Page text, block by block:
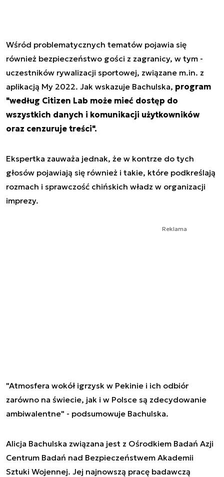
Wśród problematycznych tematów pojawia się
również bezpieczeństwo gości z zagranicy, w tym -
uczestników rywalizacji sportowej, związane m.in. z
aplikacją My 2022. Jak wskazuje Bachulska, program
"według Citizen Lab może mieć dostęp do
wszystkich danych i komunikacji użytkowników
oraz cenzuruje treści".
Ekspertka zauważa jednak, że w kontrze do tych
głosów pojawiają się również i takie, które podkreślają
rozmach i sprawczość chińskich władz w organizacji
imprezy.
Reklama
"Atmosfera wokół igrzysk w Pekinie i ich odbiór
zarówno na świecie, jak i w Polsce są zdecydowanie
ambiwalentne" - podsumowuje Bachulska.
Alicja Bachulska związana jest z Ośrodkiem Badań Azji
Centrum Badań nad Bezpieczeństwem Akademii
Sztuki Wojennej. Jej najnowszą pracę badawczą